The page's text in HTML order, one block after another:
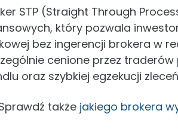
STP (Straight Through
który pozwala
bez ingerencji brokera w
cenione przez
oraz szybkiej egzekucji
także jakiego brokera